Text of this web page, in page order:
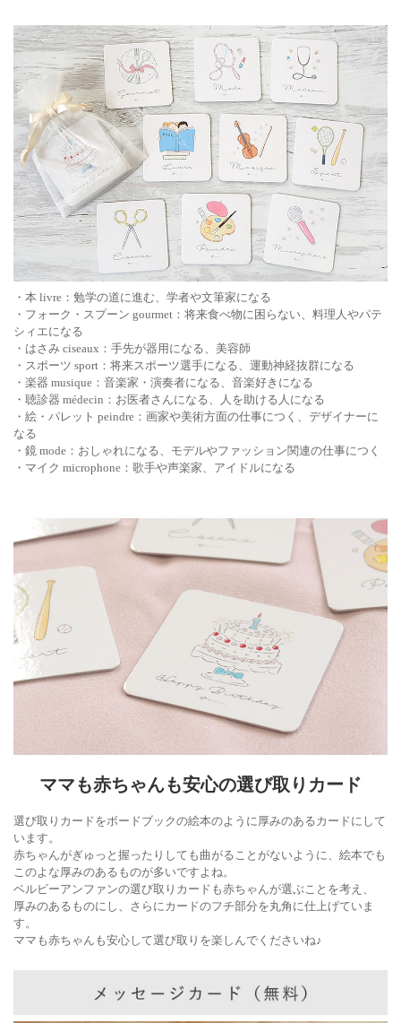
・本 livre：勉学の道に進む、学者や文筆家になる
・フォーク・スプーン gourmet：将来食べ物に困らない、料理人やパテ
シィエになる
・はさみ ciseaux：手先が器用になる、美容師
・スポーツ sport：将来スポーツ選手になる、運動神経抜群になる
・楽器 musique：音楽家・演奏者になる、音楽好きになる
・聴診器 médecin：お医者さんになる、人を助ける人になる
・絵・パレット peindre：画家や美術方面の仕事につく、デザイナーに
なる
・鏡 mode：おしゃれになる、モデルやファッション関連の仕事につく
・マイク microphone：歌手や声楽家、アイドルになる
ママも赤ちゃんも安心の選び取りカード
選び取りカードをボードブックの絵本のように厚みのあるカードにして
います。
赤ちゃんがぎゅっと握ったりしても曲がることがないように、絵本でも
このよな厚みのあるものが多いですよね。
ベルビーアンファンの選び取りカードも赤ちゃんが選ぶことを考え、
厚みのあるものにし、さらにカードのフチ部分を丸角に仕上げていま
す。
ママも赤ちゃんも安心して選び取りを楽しんでくださいね♪